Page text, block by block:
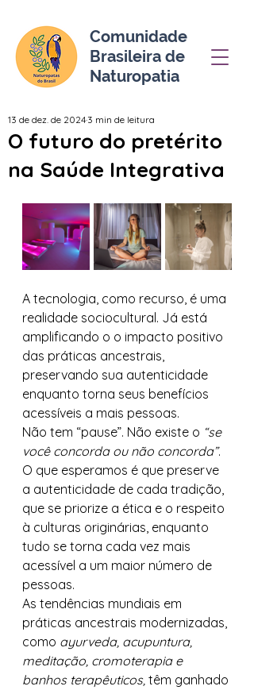
Comunidade
Brasileira de
Naturopatia
O futuro do pretérito
na Saúde Integrativa
13 de dez. de 2024 3 min de leitura
A tecnologia, como recurso, é uma
realidade sociocultural. Já está
amplificando o o impacto positivo
das práticas ancestrais,
preservando sua autenticidade
enquanto torna seus benefícios
acessíveis a mais pessoas.
Não tem “pause”. Não existe o “se
você concorda ou não concorda”.
O que esperamos é que preserve
a autenticidade de cada tradição,
que se priorize a ética e o respeito
à culturas originárias, enquanto
tudo se torna cada vez mais
acessível a um maior número de
pessoas.
As tendências mundiais em
práticas ancestrais modernizadas,
como ayurveda, acupuntura,
meditação, cromoterapia e
banhos terapêuticos, têm ganhado